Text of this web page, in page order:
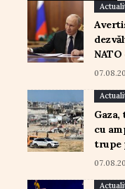
cu
trupe